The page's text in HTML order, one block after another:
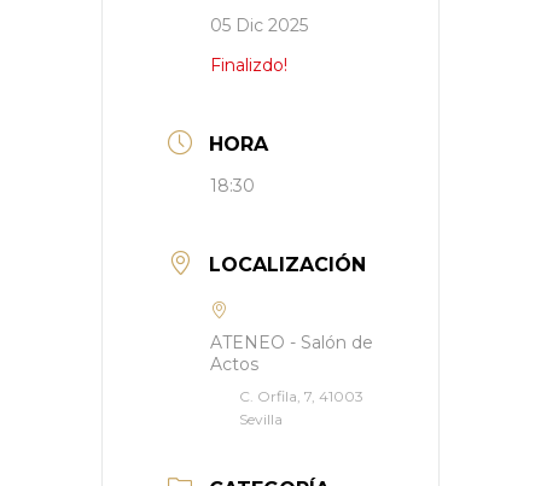
05 Dic 2025
Finalizdo!
HORA
18:30
LOCALIZACIÓN
ATENEO - Salón de
Actos
C. Orfila, 7, 41003
Sevilla